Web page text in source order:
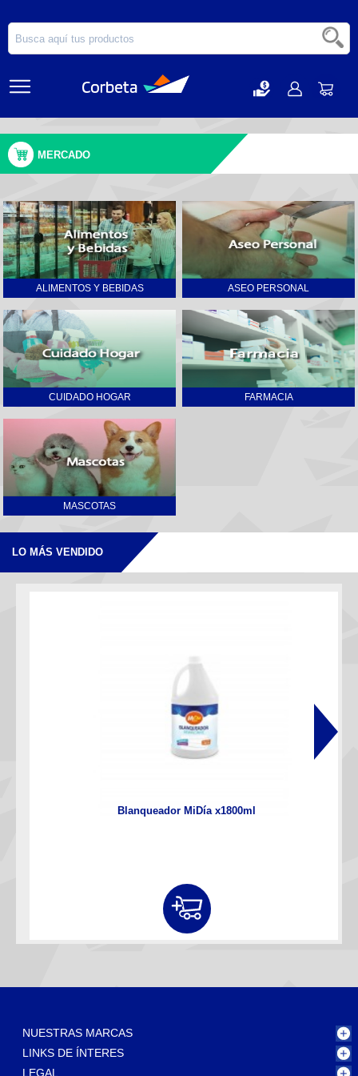
MERCADO
ALIMENTOS Y BEBIDAS ASEO PERSONAL
CUIDADO HOGAR FARMACIA
MASCOTAS
LO MÁS VENDIDO
Blanqueador MiDía x1800ml
NUESTRAS MARCAS
LINKS DE ÍNTERES
LEGAL